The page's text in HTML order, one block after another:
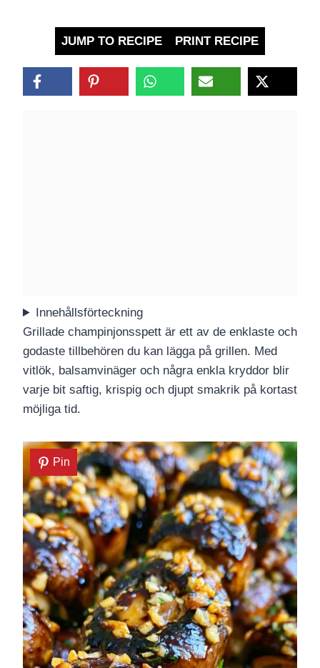
JUMP TO RECIPE PRINT RECIPE
Innehållsförteckning
Grillade champinjonsspett är ett av de enklaste och
godaste tillbehören du kan lägga på grillen. Med
vitlök, balsamvinäger och några enkla kryddor blir
varje bit saftig, krispig och djupt smakrik på kortast
möjliga tid.
Pin